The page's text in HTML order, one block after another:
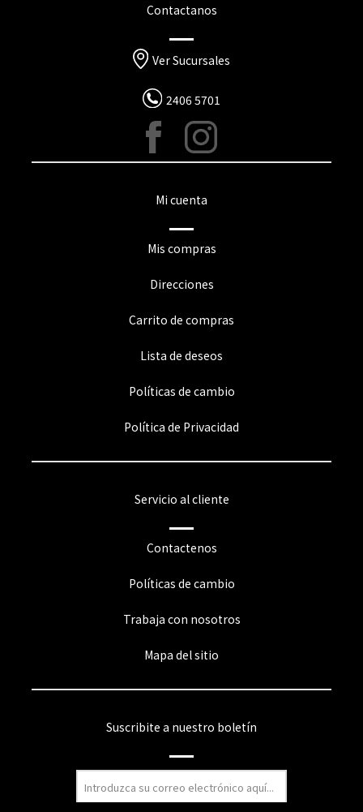
Contactanos
Ver Sucursales
2406 5701
Mi cuenta
Mis compras
Direcciones
Carrito de compras
Lista de deseos
Políticas de cambio
Política de Privacidad
Servicio al cliente
Contactenos
Políticas de cambio
Trabaja con nosotros
Mapa del sitio
Suscribite a nuestro boletín